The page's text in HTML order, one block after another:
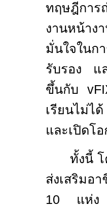
ทฤษฎีการ
งานหน้าง
มั่นใจใน
รับรอง แ
ขึ้นกับ
เรียนไม่
และเปิดโ
ทั้งนี้
ส่งเสริมอ
10 แห่ง